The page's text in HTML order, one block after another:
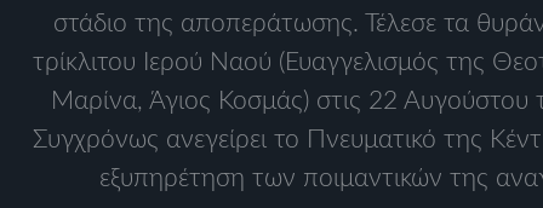
στάδιο της αποπεράτωσης. Τέλεσε τα
τρίκλιτου Ιερού Ναού (Ευαγγελισμός της
Μαρίνα, Άγιος Κοσμάς) στις 22 Αυγούστου
Συγχρόνως ανεγείρει το Πνευματικό της
εξυπηρέτηση των ποιμαντικών της